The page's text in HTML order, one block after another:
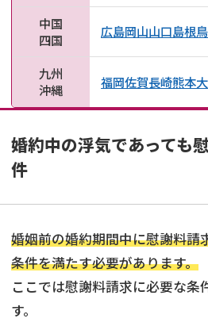
中国
四国
広島岡山山口島根
九州
沖縄
福岡佐賀長崎熊本
婚約中の浮気であっても
件
婚姻前の婚約期間中に慰謝料請
条件を満たす必要があります。
ここでは慰謝料請求に必要な条
す。